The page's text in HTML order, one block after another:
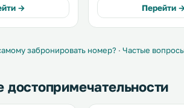
барбекю,
ресторан и
→
горнолыжного курорта
услугам гостей
бесплатный Wi-Fi и
Из коттеджа
Перейти
забронировать номер? · Частые